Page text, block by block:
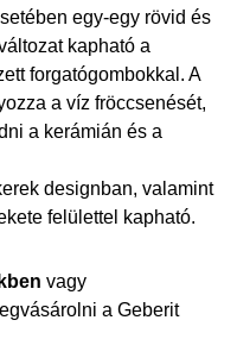
egy-egy rövid és
kapható a
forgatógombokkal. A
a víz fröccsenését,
a kerámián és a
designban, valamint
felülettel kapható.
vagy
a Geberit